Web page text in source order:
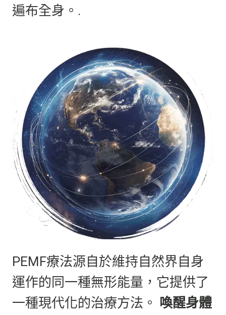
遍布全身。.
PEMF療法源自於維持自然界自身
運作的同一種無形能量，它提供了
一種現代化的治療方法。 喚醒身體